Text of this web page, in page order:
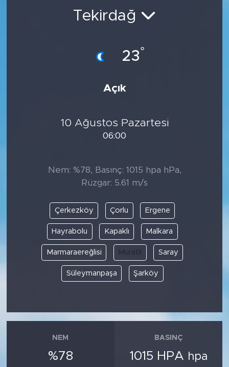
Tekirdağ
23°
Açık
10 Ağustos Pazartesi
06:00
Nem: %78, Basınç: 1015 hpa hPa,
Rüzgar: 5.61 m/s
Çerkezköy Çorlu Ergene
Hayrabolu Kapaklı Malkara
Marmaraereğlisi Muratlı Saray
Süleymanpaşa Şarköy
NEM
%78
BASINÇ
1015 HPA hpa